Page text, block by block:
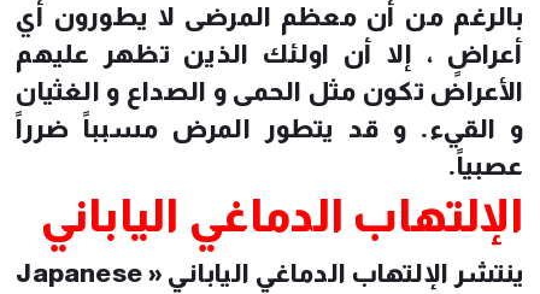
بالرغم من أن معظم المرضى لا يطورون أي
أعراضٍ ، إلا أن اولئك الذين تظهر عليهم
الأعراض تكون مثل الحمى و الصداع و الغثيان
و القيء. و قد يتطور المرض مسبباً ضرراً
عصبياً.
الإلتهاب الدماغي الياباني
ينتشر الإلتهاب الدماغي الياباني « Japanese